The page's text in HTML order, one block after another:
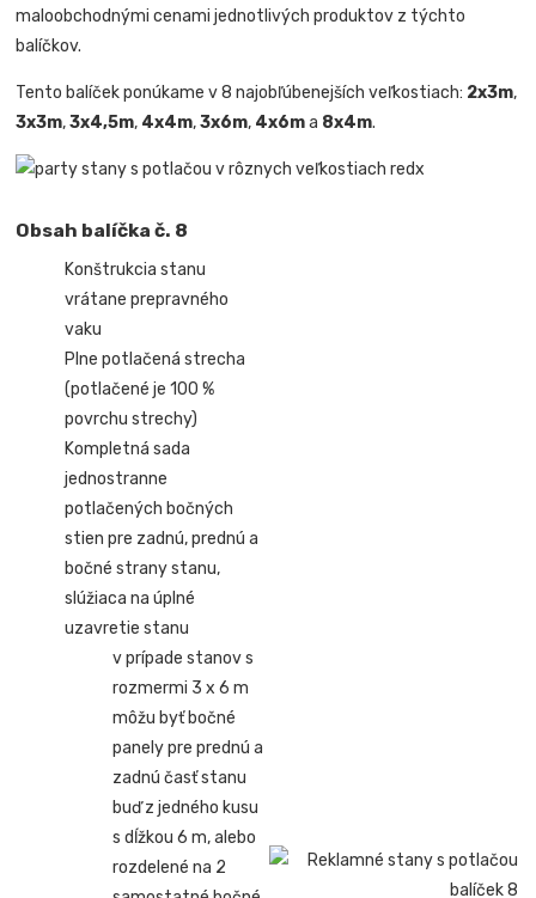
maloobchodnými cenami jednotlivých produktov z týchto
balíčkov.
Tento balíček ponúkame v 8 najobľúbenejších veľkostiach: 2x3m,
3x3m,3x4,5m, 4x4m,3x6m, 4x6ma 8x4m.
Obsah balíčka č. 8
Konštrukcia stanu
vrátane prepravného
vaku
Plne potlačená strecha
(potlačené je 100 %
povrchu strechy)
Kompletná sada
jednostranne
potlačených bočných
stien pre zadnú, prednú a
bočné strany stanu,
slúžiaca na úplné
uzavretie stanu
v prípade stanov s
rozmermi 3 x 6 m
môžu byť bočné
panely pre prednú a
zadnú časť stanu
buď z jedného kusu
s dĺžkou 6 m, alebo
rozdelené na 2